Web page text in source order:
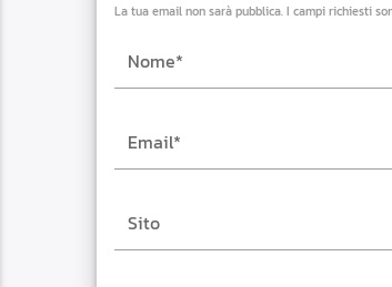
La tua email non sarà pubblica. I campi richiesti